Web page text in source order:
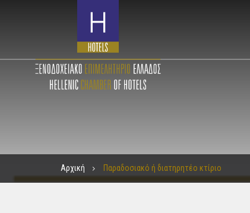
Αρχική Παραδοσιακό ή διατηρητέο κτίριο